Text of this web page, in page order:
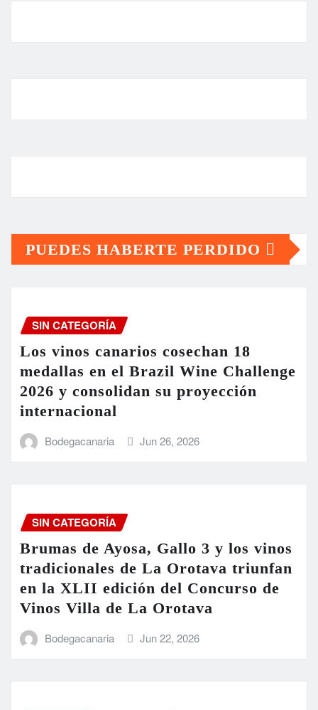
PUEDES HABERTE PERDIDO
SIN CATEGORÍA
Los vinos canarios cosechan 18
medallas en el Brazil Wine Challenge
2026 y consolidan su proyección
internacional
Bodegacanaria Jun 26, 2026
SIN CATEGORÍA
Brumas de Ayosa, Gallo 3 y los vinos
tradicionales de La Orotava triunfan
en la XLII edición del Concurso de
Vinos Villa de La Orotava
Bodegacanaria Jun 22, 2026